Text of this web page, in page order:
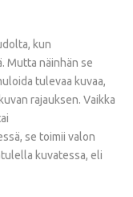
kun
Mutta näinhän se
tulevaa kuvaa,
rajauksen. Vaikka
se toimii valon
kuvatessa, eli